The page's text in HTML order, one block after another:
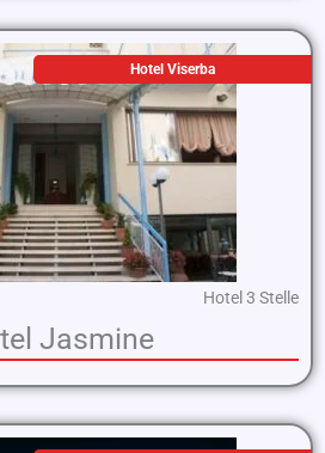
Hotel Viserba
Hotel 3 Stelle
Jasmine